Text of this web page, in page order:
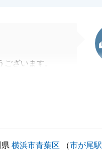
ざいます。
まいります。
県横浜市青葉区 （市が尾駅